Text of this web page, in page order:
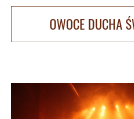
OWOCE DUCHA